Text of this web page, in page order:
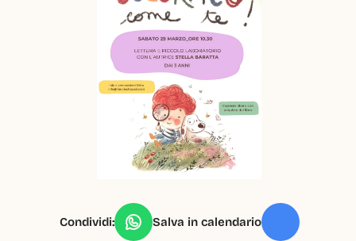
Condividi: Salva in calendario